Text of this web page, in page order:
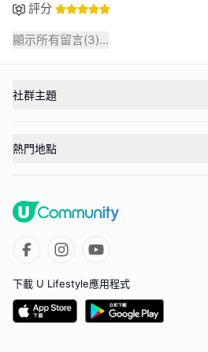
評分
顯示所有留言(3)...
社群主題
熱門地點
下載 U Lifestyle應用程式